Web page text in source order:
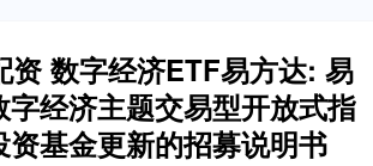
资 数字经济ETF易方达: 易
字经济主题交易型开放式指
资基金更新的招募说明书